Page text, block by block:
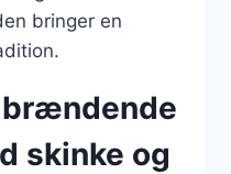
bringer en
skinke og